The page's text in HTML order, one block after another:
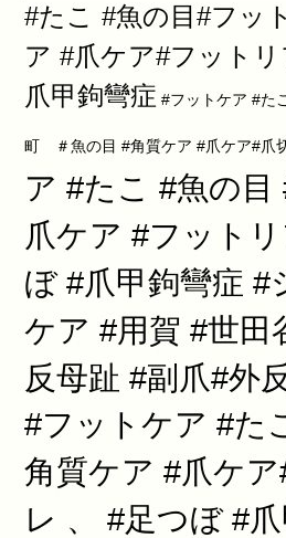
#たこ #魚の目#フッ
ア #爪ケア#フット
爪甲鉤彎症 #フットケア #
町 ＃魚の目 #角質ケア #爪ケア#爪
ア #たこ #魚の目
爪ケア #フット
ぼ #爪甲鉤彎症 #
ケア #用賀 #世田
反母趾 #副爪#外
#フットケア #た
角質ケア #爪ケ
レ 、 #足つぼ #